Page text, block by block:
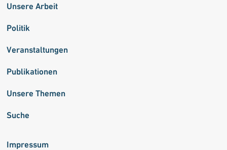
Unsere Arbeit
Politik
Veranstaltungen
Publikationen
Unsere Themen
Suche
Impressum